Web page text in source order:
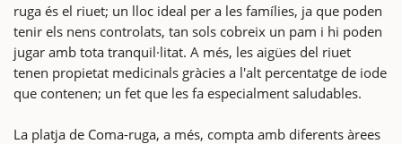
ruga és el riuet; un lloc ideal per a les famílies, ja que poden
tenir els nens controlats, tan sols cobreix un pam i hi poden
jugar amb tota tranquil·litat. A més, les aigües del riuet
tenen propietat medicinals gràcies a l'alt percentatge de iode
que contenen; un fet que les fa especialment saludables.
La platja de Coma-ruga, a més, compta amb diferents àrees